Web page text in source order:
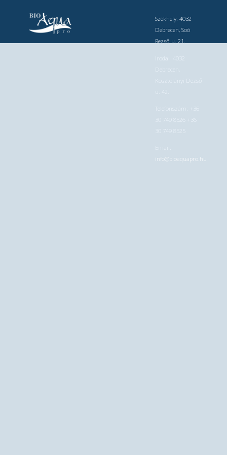
Székhely: 4032
Debrecen, Soó
Rezső u. 21.
Iroda: 4032
Kosztolányi Dezső
u. 42.
Telefonszám: +36
30 749 8526 +36
30 749 8525
Email:
info@bioaquapro.hu